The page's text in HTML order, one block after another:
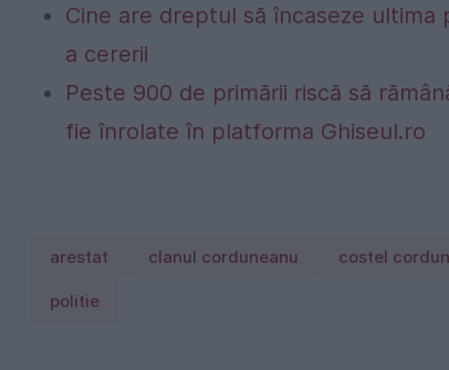
Cine are dreptul să încaseze
a cererii
Peste 900 de primării riscă să
fie înrolate în platforma Ghiseul.ro
arestat clanul corduneanu costel
politie